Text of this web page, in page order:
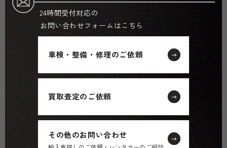
24時間受付対応の
お問い合わせフォームはこちら
車検・整備・修理のご依頼
買取査定のご依頼
その他のお問い合わせ